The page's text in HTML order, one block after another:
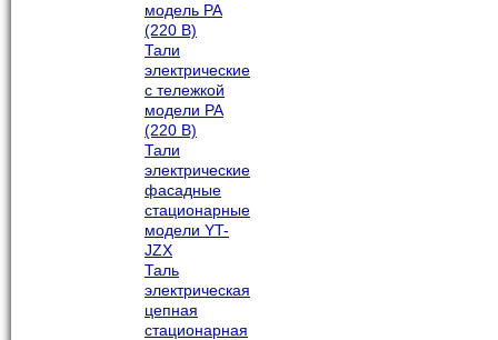
модель РА
(220 В)
Тали
электрические
с тележкой
модели РА
(220 В)
Тали
электрические
фасадные
стационарные
модели YT-
JZX
Таль
электрическая
цепная
стационарная